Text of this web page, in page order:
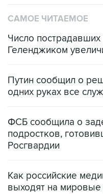
САМОЕ ЧИТАЕМОЕ
Число
Геленджиком
Путин сообщил о
одних руках все
ФСБ сообщила о
подростков,
Росгвардии
Как российские
выходят на